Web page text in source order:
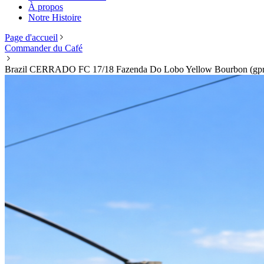
À propos
Notre Histoire
Page d'accueil
Commander du Café
Brazil ​CERRADO FC 17/18 Fazenda Do Lobo Yellow Bourbon